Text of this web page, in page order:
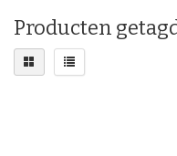
Producten